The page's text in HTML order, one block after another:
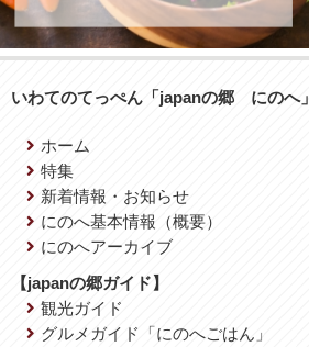
いわてのてっぺん「japanの郷 にのへ」
ホーム
特集
新着情報・お知らせ
にのへ基本情報（概要）
にのへアーカイブ
【japanの郷ガイド】
観光ガイド
グルメガイド「にのへごはん」